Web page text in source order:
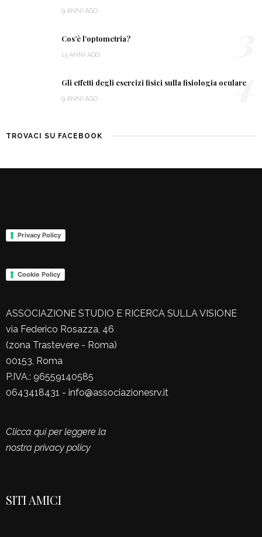
9 ANNI AGO
Cos’è l’optometria?
13 ANNI AGO
Gli effetti degli esercizi fisici sulla fisiologia oculare
9 ANNI AGO 4
TROVACI SU FACEBOOK
Privacy Policy
Cookie Policy
ASSOCIAZIONE STUDIO E RICERCA SULLA VISIONE
via Federico Rosazza, 46
(zona Trastevere - Roma)
00153, Roma
P.IVA.: 96559140585
0643418431 - info@associazionesrv.it
Clicca qui per leggere la
nostra privacy policy
SITI AMICI